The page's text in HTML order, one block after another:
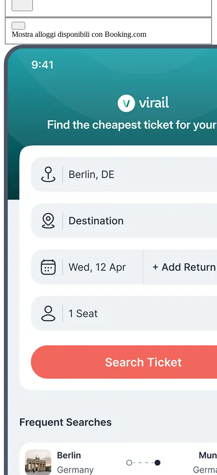
Mostra alloggi disponibili con Booking.com